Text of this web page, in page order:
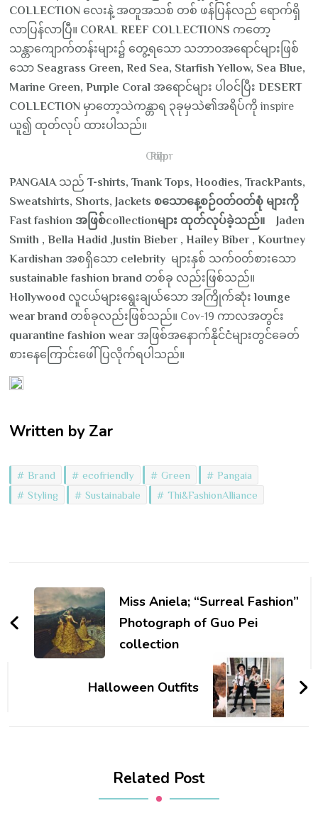
COLLECTIONလေးနဲ့ အတူအသစ် တစ် ဖန်ပြန်လည် ရောက်ရှိ
လာပြန်လာပြီ။ CORAL REEF COLLECTIONS ကတော့
သန္တာကျောက်တန်းများ၌ တွေ့ရသော သဘာ၀အရောင်များဖြစ်
သော Seagrass Green, Red Sea, Starfish Yellow, Sea Blue,
Marine Green, Purple Coral အရောင်များ ပါဝင်ပြီး DESERT
COLLECTION မှာတော့သဲကန္တာရ ၃ခုမှသဲ၏အရိပ်ကို inspire
ယူ၍ ထုတ်လုပ် ထားပါသည်။
7 Color Pop up
PANGAIA သည်T-shirts, Tnank Tops, Hoodies, TrackPants,
Sweatshirts, Shorts, Jackets စသောနေ့စဉ်၀တ်၀တ်စုံ များကို
Fast fashion အဖြစ်collectionများ ထုတ်လုပ်ခဲ့သည်။ Jaden
Smith , Bella Hadid ,Justin Bieber , Hailey Biber , Kourtney
Kardishan အစရှိသော celebrity များနှစ် သက်၀တ်စားသော
sustainable fashion brand တစ်ခု လည်းဖြစ်သည်။
Hollywood လူငယ်များရွေးချယ်သော အကြိုက်ဆုံးlounge
wear brand တစ်ခုလည်းဖြစ်သည်။ Cov-19 ကာလအတွင်း
quarantine fashion wear အဖြစ်အနောက်နိုင်ငံများတွင်ခေတ်
စားနေကြောင်းဖေါ်ပြလိုက်ရပါသည်။
Written by Zar
Brand ecofriendly Green
Pangaia
Styling
Sustainabale Thi&FashionAlliance
NavigationMiss Aniela; “Surreal Fashion”
Photograph of Guo Pei
collection
Halloween Outfits
Related Post